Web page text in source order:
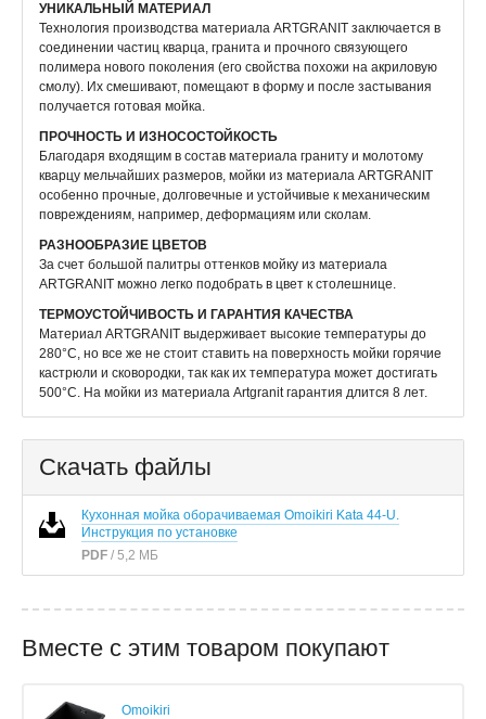
УНИКАЛЬНЫЙ МАТЕРИАЛ
Технология производства материала ARTGRANIT заключается в
соединении частиц кварца, гранита и прочного связующего
полимера нового поколения (его свойства похожи на акриловую
смолу). Их смешивают, помещают в форму и после застывания
получается готовая мойка.
ПРОЧНОСТЬ И ИЗНОСОСТОЙКОСТЬ
Благодаря входящим в состав материала граниту и молотому
кварцу мельчайших размеров, мойки из материала ARTGRANIT
особенно прочные, долговечные и устойчивые к механическим
повреждениям, например, деформациям или сколам.
РАЗНООБРАЗИЕ ЦВЕТОВ
За счет большой палитры оттенков мойку из материала
ARTGRANIT можно легко подобрать в цвет к столешнице.
ТЕРМОУСТОЙЧИВОСТЬ И ГАРАНТИЯ КАЧЕСТВА
Материал ARTGRANIT выдерживает высокие температуры до
280°С, но все же не стоит ставить на поверхность мойки горячие
кастрюли и сковородки, так как их температура может достигать
500°С. На мойки из материала Artgranit гарантия длится 8 лет.
Скачать файлы
Кухонная мойка оборачиваемая Omoikiri Kata 44-U.
Инструкция по установке
PDF / 5,2 МБ
Вместе с этим товаром покупают
Omoikiri